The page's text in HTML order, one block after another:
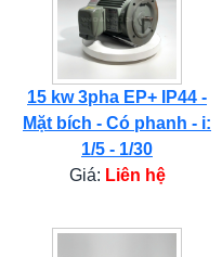
15 kw 3pha EP+ IP44 -
Mặt bích - Có phanh - i:
1/5 - 1/30
Giá: Liên hệ